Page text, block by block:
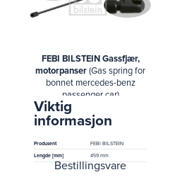
FEBI BILSTEIN Gassfjær,
motorpanser(Gas spring for
bonnet mercedes-benz
passenger car)
Viktig
informasjon
Produsent
FEBI BILSTEIN
Lengde [mm]
459 mm
Bestillingsvare